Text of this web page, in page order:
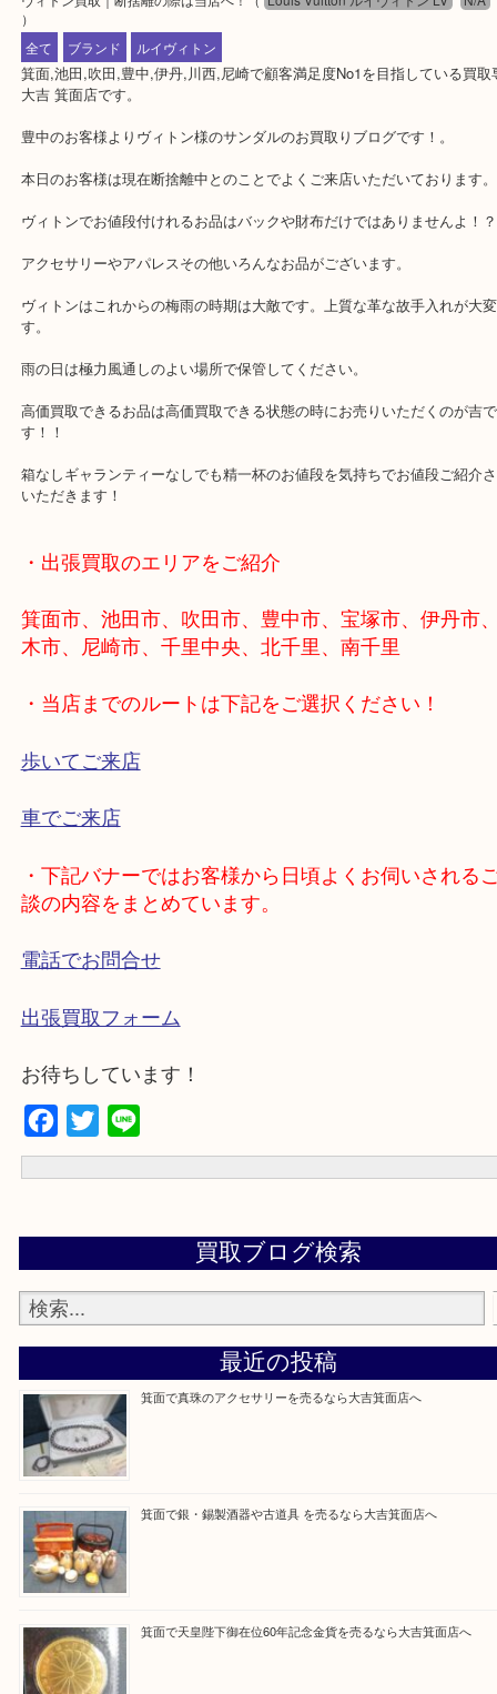
公開日:2018/06/14 <最終更新日:2020/04/19
ヴィトン買取｜断捨離の際は当店へ！ （ Louis Vuitton ルイヴィトン LV
）
全て
ブランド ルイヴィトン
大吉 箕面店です。
豊中のお客様よりヴィトン様のサンダルのお買取りブログです！。
本日のお客様は現在断捨離中とのことでよくご来店いただいており
ヴィトンでお値段付けれるお品はバックや財布だけではありません
ヴィトンはこれからの梅雨の時期は大敵です。上質な革な故手入れ
雨の日は極力風通しのよい場所で保管してください。
高価買取できるお品は高価買取できる状態の時にお売りいただくの
す！！
いただきます！
・出張買取のエリアをご紹介
箕面市、池田市、吹田市、豊中市、宝塚市、伊
木市、尼崎市、千里中央、北千里、南千里
・下記バナーではお客様から日頃よくお伺いさ
談の内容をまとめています。
出張買取フォーム
お待ちしています！
Facebook
Twitter
Line
買取ブログ検索
最近の投稿